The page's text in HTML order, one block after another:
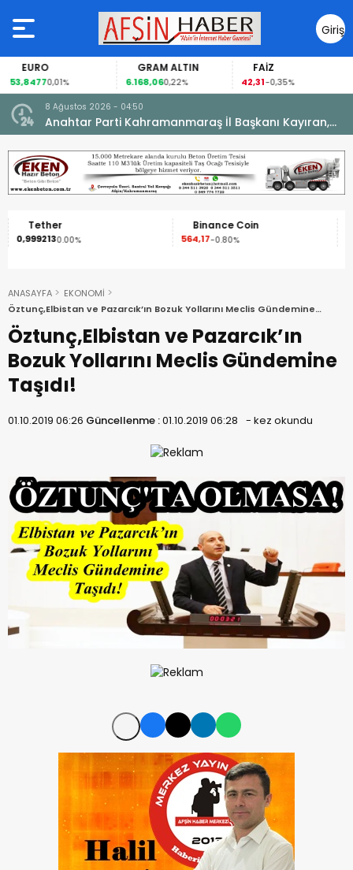
Giriş
Yap
EURO
53,84770,01%
GRAM ALTIN
6.168,060,22%
FAİZ
42,31-0,35%
8 Ağustos 2026 - 04:50
Anahtar Parti Kahramanmaraş İl Başkanı Kayıran,
Afşin Teşkilatı ile buluştu.
Tether
0,9992130.00%
Binance Coin
564,17-0.80%
ANASAYFA
EKONOMİ
Öztunç,Elbistan ve Pazarcık’ın Bozuk Yollarını Meclis Gündemine
Taşıdı!
Öztunç,Elbistan ve Pazarcık’ın
Bozuk Yollarını Meclis Gündemine
Taşıdı!
01.10.2019 06:26 Güncellenme :01.10.2019 06:28 - kez okundu